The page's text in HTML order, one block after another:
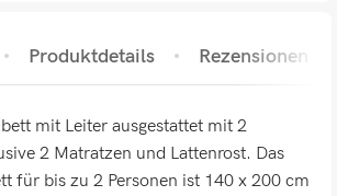
Produktdetails Rezensionen (0)
mit Leiter ausgestattet mit 2
2 Matratzen und Lattenrost. Das
für bis zu 2 Personen ist 140 x 200 cm